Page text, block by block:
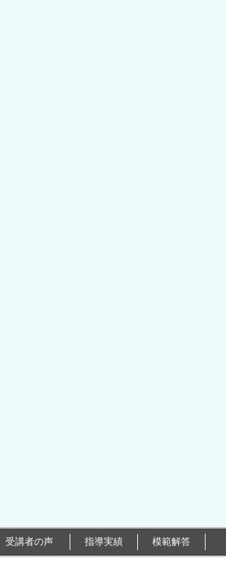
受講者の声 指導実績 模範解答